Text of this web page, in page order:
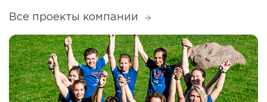
Все проекты компании